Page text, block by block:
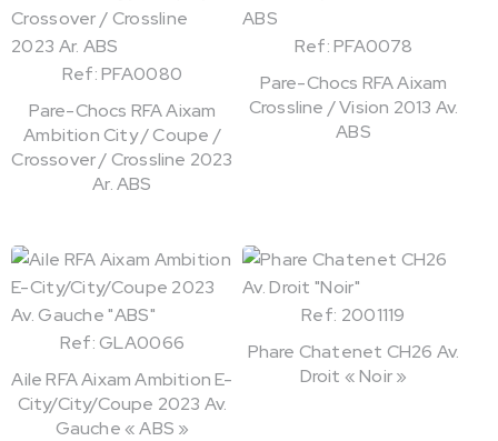
Ref: PFA0080
Pare-Chocs RFA Aixam
Ambition City / Coupe /
Crossover / Crossline 2023
Ar. ABS
Ref: PFA0078
Pare-Chocs RFA Aixam
Crossline / Vision 2013 Av.
ABS
Ref: GLA0066
Aile RFA Aixam Ambition E-
City/City/Coupe 2023 Av.
Gauche « ABS »
Ref: 2001119
Phare Chatenet CH26 Av.
Droit « Noir »